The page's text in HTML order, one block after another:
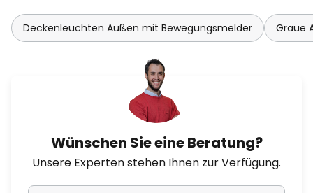
Deckenleuchten Außen mit Bewegungsmelder Graue
Wünschen Sie eine Beratung?
Unsere Experten stehen Ihnen zur Verfügung.